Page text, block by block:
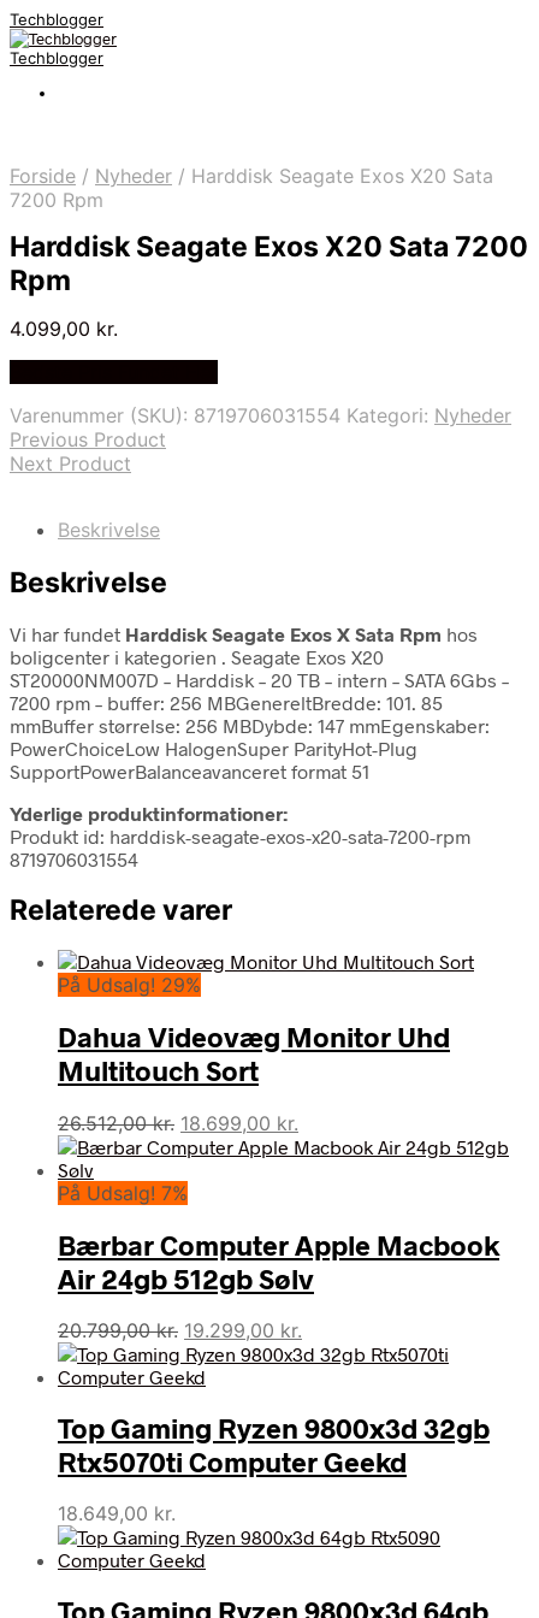
Techblogger
Techblogger
Forside / Nyheder / Harddisk Seagate Exos X20 Sata
7200 Rpm
Harddisk Seagate Exos X20 Sata 7200
Rpm
4.099,00 kr.
Varenummer (SKU): 8719706031554 Kategori: Nyheder
Previous Product
Next Product
Beskrivelse
Beskrivelse
Vi har fundet Harddisk Seagate Exos X Sata Rpm hos
boligcenter i kategorien . Seagate Exos X20
ST20000NM007D – Harddisk – 20 TB – intern – SATA 6Gbs –
7200 rpm – buffer: 256 MBGenereltBredde: 101. 85
mmBuffer størrelse: 256 MBDybde: 147 mmEgenskaber:
PowerChoiceLow HalogenSuper ParityHot-Plug
SupportPowerBalanceavanceret format 51
Yderlige produktinformationer:
Produkt id: harddisk-seagate-exos-x20-sata-7200-rpm
8719706031554
Relaterede varer
På Udsalg! 29%
Dahua Videovæg Monitor Uhd
Multitouch Sort
26.512,00kr. Den
oprindelige
var:
18.699,00 kr.
aktuelle
På Udsalg! 7%
Bærbar Computer Apple Macbook
Air 24gb 512gb Sølv
20.799,00kr. Den
oprindelige
pris
20.799,00 kr..
19.299,00 kr.
aktuelle
19.299,00 kr..
Top Gaming Ryzen 9800x3d 32gb
Rtx5070ti Computer Geekd
18.649,00 kr.
Top Gaming Ryzen 9800x3d 64gb